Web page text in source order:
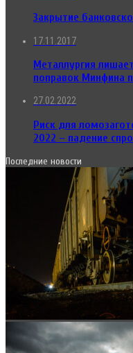
Закрытие
17.11.2017
Металлургия
поправок Минфина
27.02.2022
Риск для
2022 – падение
Последние новости